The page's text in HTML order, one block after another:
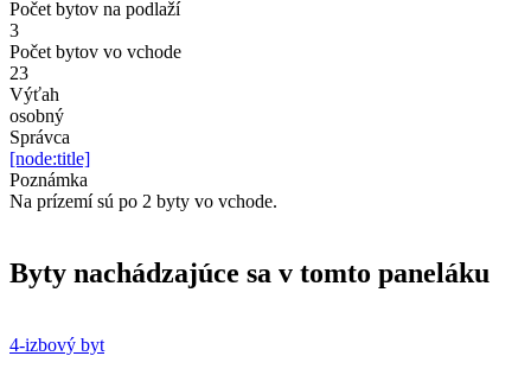
Počet bytov na podlaží
3
Počet bytov vo vchode
23
Výťah
osobný
Správca
[node:title]
Poznámka
Na prízemí sú po 2 byty vo vchode.
Byty nachádzajúce sa v tomto paneláku
4-izbový byt